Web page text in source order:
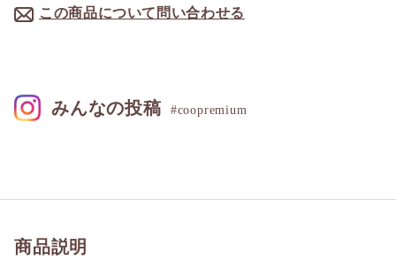
この商品について問い合わせる
商品説明
みんなの投稿 #coopremium